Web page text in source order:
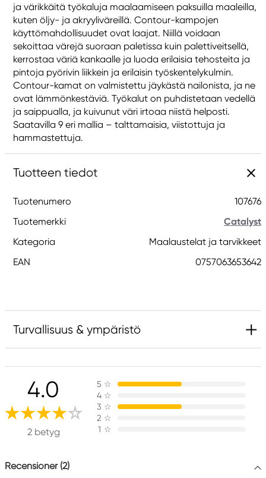
ja värikkäitä työkaluja maalaamiseen paksuilla maaleilla,
kuten öljy- ja akryyliväreillä. Contour-kampojen
käyttömahdollisuudet ovat laajat. Niillä voidaan
sekoittaa värejä suoraan paletissa kuin palettiveitsellä,
kerrostaa väriä kankaalle ja luoda erilaisia tehosteita ja
pintoja pyörivin liikkein ja erilaisin työskentelykulmin.
Contour-kamat on valmistettu jäykästä nailonista, ja ne
ovat lämmönkestäviä. Työkalut on puhdistetaan vedellä
ja saippualla, ja kuivunut väri irtoaa niistä helposti.
Saatavilla 9 eri mallia – talttamaisia, viistottuja ja
hammastettuja.
Tuotteen tiedot
Tuotenumero
107676
Tuotemerkki
Catalyst
Kategoria
Maalaustelat ja tarvikkeet
EAN
0757063653642
Turvallisuus & ympäristö
Vastuullinen EU
Catalyst
FILA S.p.A Via XXV
Aprile 5
20016 Pero (MI) Italy
4.0
2 betyg
5 ☆
4 ☆
3 ☆
2 ☆
1 ☆
Recensioner (2)